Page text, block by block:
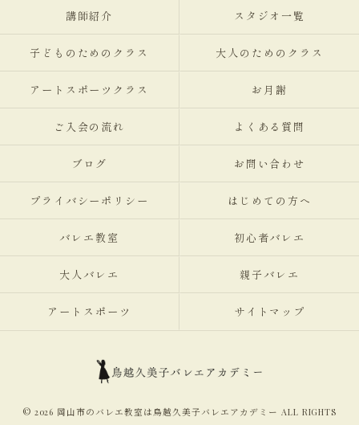
講師紹介 スタジオ一覧
子どものためのクラス 大人のためのクラス
アートスポーツクラス お月謝
ご入会の流れ よくある質問
ブログ お問い合わせ
プライバシーポリシー はじめての方へ
バレエ教室 初心者バレエ
大人バレエ 親子バレエ
アートスポーツ サイトマップ
© 2026 岡山市のバレエ教室は鳥越久美子バレエアカデミー ALL RIGHTS